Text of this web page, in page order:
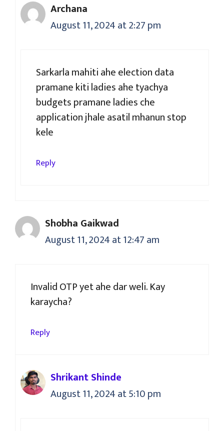
Archana
August 11, 2024 at 2:27 pm
Sarkarla mahiti ahe election data
pramane kiti ladies ahe tyachya
budgets pramane ladies che
application jhale asatil mhanun stop
kele
Reply
Shobha Gaikwad
August 11, 2024 at 12:47 am
Invalid OTP yet ahe dar weli. Kay
karaycha?
Reply
Shrikant Shinde
August 11, 2024 at 5:10 pm